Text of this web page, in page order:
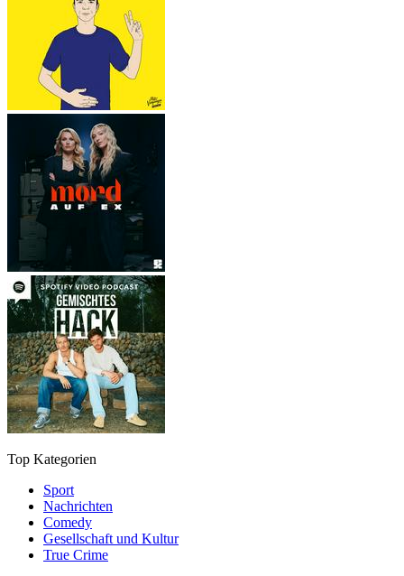
Top Kategorien
Sport
Nachrichten
Comedy
Gesellschaft und Kultur
True Crime